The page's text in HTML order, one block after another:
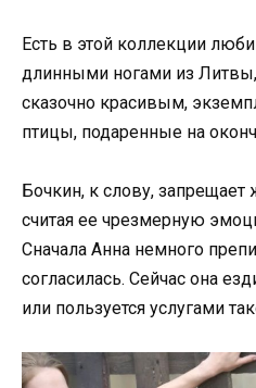
Есть в этой коллекции
длинными ногами из
сказочно красивым,
птицы, подаренные на
Бочкин, к слову, запрещает
считая ее чрезмерную
Сначала Анна немного
согласилась. Сейчас она
или пользуется услугами